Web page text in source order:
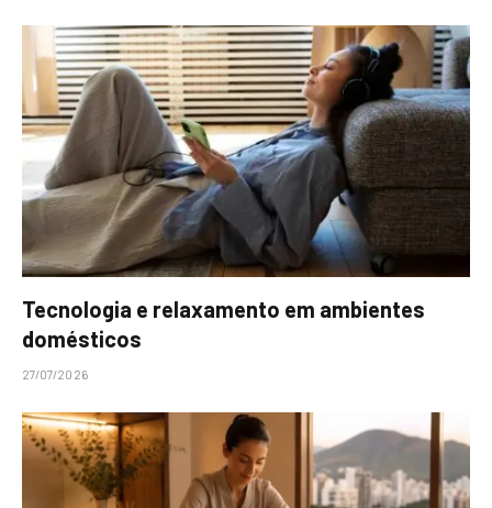
Tecnologia e relaxamento em ambientes
domésticos
27/07/2026